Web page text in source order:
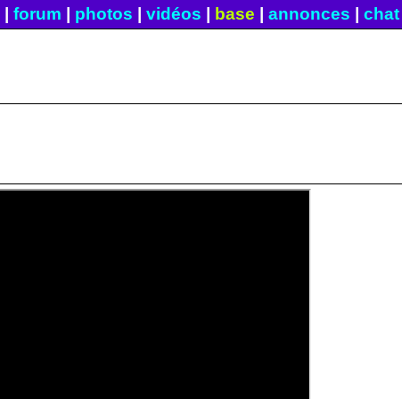
forum photos vidéos base annonces chat|